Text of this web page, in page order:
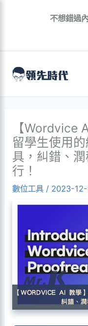
容
不想錯過
【Wordvice
留學生使用
具，糾錯、
行！
數位工具 / 2023-12-